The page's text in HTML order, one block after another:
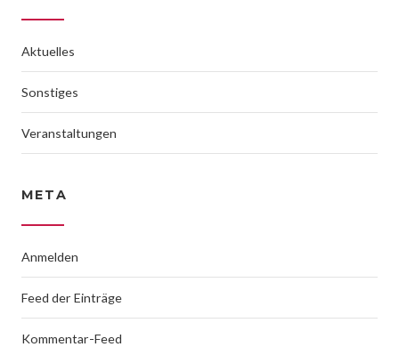
Aktuelles
Sonstiges
Veranstaltungen
META
Anmelden
Feed der Einträge
Kommentar-Feed